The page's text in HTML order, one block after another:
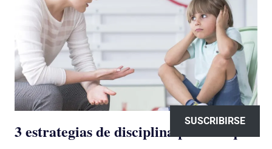
3 estrategias de disciplina positiva que
SUSCRIBIRSE